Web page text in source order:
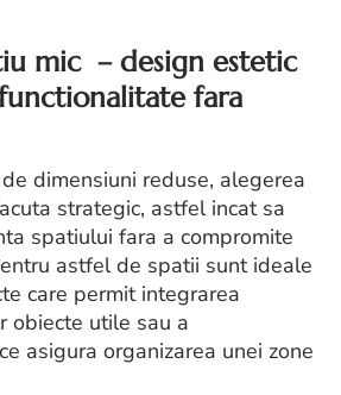
mic – design estetic
fara
dimensiuni reduse, alegerea
strategic, astfel incat sa
spatiului fara a compromite
astfel de spatii sunt ideale
care permit integrarea
obiecte utile sau a
asigura organizarea unei zone